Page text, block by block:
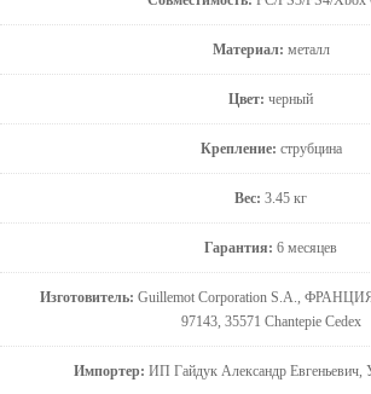
Материал: металл
Цвет: черный
Крепление: струбцина
Вес: 3.45 кг
Гарантия: 6 месяцев
Изготовитель: Guillemot Corporation S.A.,
97143, 35571 Chantepie Cedex
Импортер: ИП Гайдук Александр